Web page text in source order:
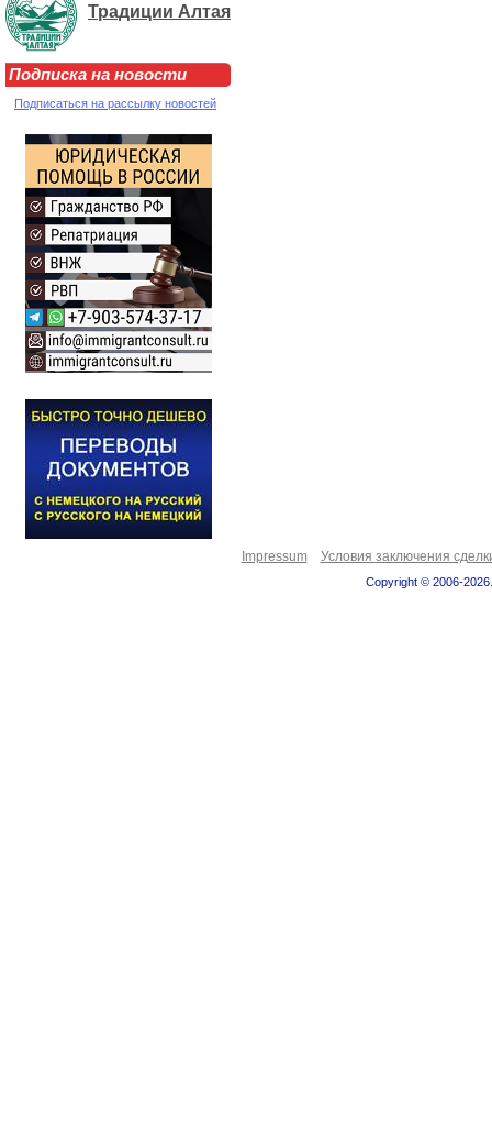
Традиции Алтая
Подписка на новости
Подписаться на рассылку новостей
Impressum Условия заключения
Copyright © 2006-